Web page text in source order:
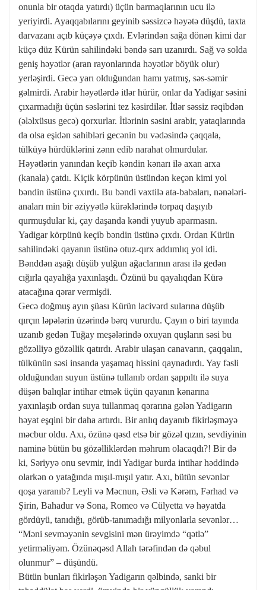
onunla bir otaqda yatırdı) üçün barmaqlarının ucu ilə
yeriyirdi. Ayaqqabılarını geyinib səssizcə həyətə düşdü, taxta
darvazanı açıb küçəyə çıxdı. Evlərindən sağa dönən kimi dar
küçə düz Kürün sahilindəki bəndə sarı uzanırdı. Sağ və solda
geniş həyətlər (aran rayonlarında həyətlər böyük olur)
yerləşirdi. Gecə yarı olduğundan hamı yatmış, səs-səmir
gəlmirdi. Arabir həyətlərdə itlər hürür, onlar da Yadigar səsini
çıxarmadığı üçün səslərini tez kəsirdilər. İtlər səssiz rəqibdən
(ələlxüsus gecə) qorxurlar. İtlərinin səsini arabir, yataqlarında
da olsa eşidən sahibləri gecənin bu vədəsində çaqqala,
tülküyə hürdüklərini zənn edib narahat olmurdular.
Həyətlərin yanından keçib kəndin kənarı ilə axan arxa
(kanala) çatdı. Kiçik körpünün üstündən keçən kimi yol
bəndin üstünə çıxırdı. Bu bəndi vaxtilə ata-babaları, nənələri-
anaları min bir əziyyətlə kürəklərində torpaq daşıyıb
qurmuşdular ki, çay daşanda kəndi yuyub aparmasın.
Yadigar körpünü keçib bəndin üstünə çıxdı. Ordan Kürün
sahilindəki qayanın üstünə otuz-qırx addımlıq yol idi.
Bənddən aşağı düşüb yulğun ağaclarının arası ilə gedən
cığırla qayalığa yaxınlaşdı. Özünü bu qayalıqdan Kürə
atacağına qərar vermişdi.
Gecə doğmuş ayın şüası Kürün lacivərd sularına düşüb
qırçın ləpələrin üzərində bərq vururdu. Çayın o biri tayında
uzanıb gedən Tuğay meşələrində oxuyan quşların səsi bu
gözəlliyə gözəllik qatırdı. Arabir ulaşan canavarın, çaqqalın,
tülkünün səsi insanda yaşamaq hissini qaynadırdı. Yay fəsli
olduğundan suyun üstünə tullanıb ordan şappıltı ilə suya
düşən balıqlar intihar etmək üçün qayanın kənarına
yaxınlaşıb ordan suya tullanmaq qərarına gələn Yadigarın
həyat eşqini bir daha artırdı. Bir anlıq dayanıb fikirləşməyə
məcbur oldu. Axı, özünə qəsd etsə bir gözəl qızın, sevdiyinin
naminə bütün bu gözəlliklərdən məhrum olacaqdı?! Bir də
ki, Səriyyə onu sevmir, indi Yadigar burda intihar həddində
olarkən o yatağında mışıl-mışıl yatır. Axı, bütün sevənlər
qoşa yaranıb? Leyli və Məcnun, Əsli və Kərəm, Fərhad və
Şirin, Bahadur və Sona, Romeo və Cülyetta və həyatda
gördüyü, tanıdığı, görüb-tanımadığı milyonlarla sevənlər…
“Məni sevməyənin sevgisini mən ürəyimdə “qətlə”
yetirməliyəm. Özünəqəsd Allah tərəfindən də qəbul
olunmur” – düşündü.
Bütün bunları fikirləşən Yadigarın qəlbində, sanki bir